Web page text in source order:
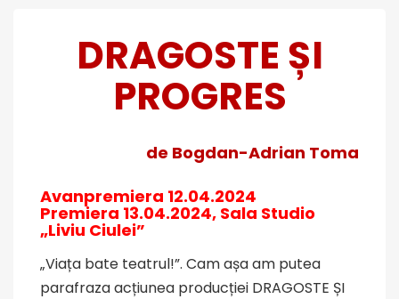
DRAGOSTE ȘI
PROGRES
de Bogdan-Adrian Toma
Avanpremiera 12.04.2024
Premiera 13.04.2024, Sala Studio
„Liviu Ciulei”
„Viața bate teatrul!”. Cam așa am putea
parafraza acțiunea producției DRAGOSTE ȘI